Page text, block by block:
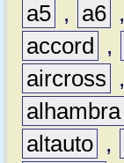
a5 , a6 ,
accord
,
aircross
,
alhambra
altauto ,